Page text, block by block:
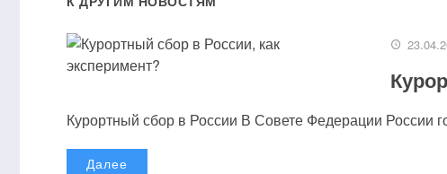
Курортный сбор в России В Совете Федерации России
Далее